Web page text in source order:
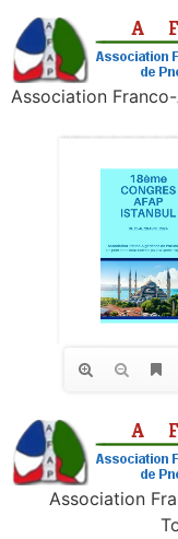
Association
Association